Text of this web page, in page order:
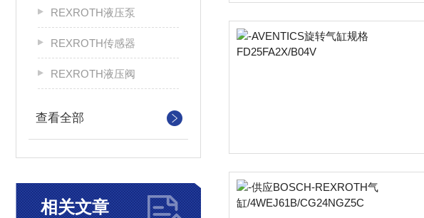
REXROTH液压泵
REXROTH传感器
REXROTH液压阀
查看全部
相关文章